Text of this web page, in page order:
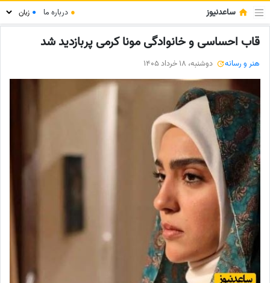
ساعدنیوز ● درباره ما ●
قاب احساسی و خانوادگی مونا کرمی پربازدید شد
هنر و رسانه دوشنبه، 18 خرداد 1405